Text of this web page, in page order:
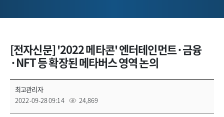
[전자신문] '2022 메타콘' 엔터테인먼트·금융
·NFT 등 확장된 메타버스 영역 논의
최고관리자
2022-09-28 09:14
24,869